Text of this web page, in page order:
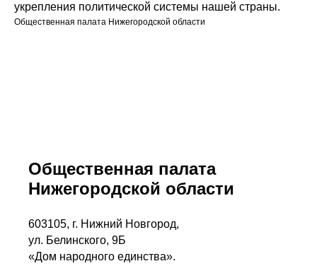
укрепления политической системы нашей страны.
Общественная палата Нижегородской области
Общественная палата
Нижегородской области
603105, г. Нижний Новгород,
ул. Белинского, 9Б
«Дом народного единства».